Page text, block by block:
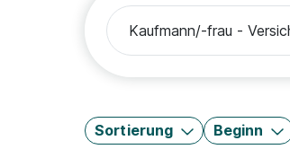
Sortierung Beginn